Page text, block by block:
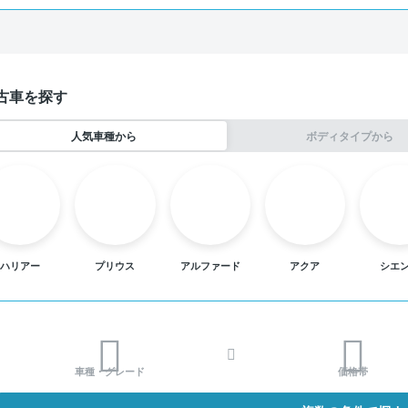
車を探す
人気車種から ボディタイプから
ハリアー プリウス アルファード アクア シエ
車種・グレード 価格帯